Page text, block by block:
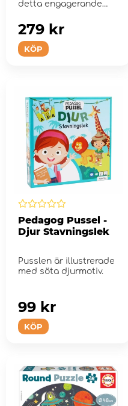
detta engagerande
KÖP
279 kr
Pedagog Pussel -
Djur Stavningslek
Pusslen är illustrerade
med söta djurmotiv.
KÖP
99 kr